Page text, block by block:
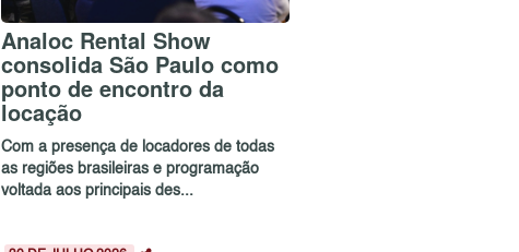
Analoc Rental Show
consolida São Paulo como
ponto de encontro da
locação
Com a presença de locadores de todas
as regiões brasileiras e programação
voltada aos principais des...